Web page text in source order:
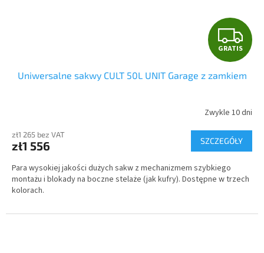
G
R
A
T
I
S
GRATIS
Uniwersalne sakwy CULT 50L UNIT Garage z zamkiem
Zwykle 10 dni
zł1 265 bez VAT
zł1 556 SZCZEGÓŁY
Para wysokiej jakości dużych sakw z mechanizmem szybkiego
montażu i blokady na boczne stelaże (jak kufry). Dostępne w trzech
kolorach.